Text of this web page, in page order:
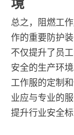
境
总之，阻燃工
作的重要防护
不仅提升了员
安全的生产环
工作服的定制
业应与专业的
提升行业安全标